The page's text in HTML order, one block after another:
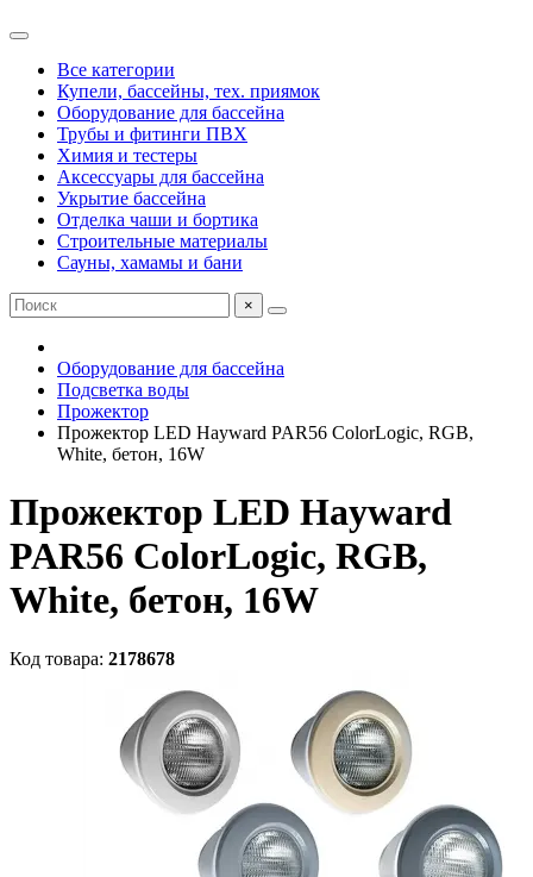
Все категории
Купели, бассейны, тех. приямок
Оборудование для бассейна
Трубы и фитинги ПВХ
Химия и тестеры
Аксессуары для бассейна
Укрытие бассейна
Отделка чаши и бортика
Строительные материалы
Сауны, хамамы и бани
×
Оборудование для бассейна
Подсветка воды
Прожектор
Прожектор LED Hayward PAR56 ColorLogic, RGB,
White, бетон, 16W
Прожектор LED Hayward
PAR56 ColorLogic, RGB,
White, бетон, 16W
Код товара: 2178678